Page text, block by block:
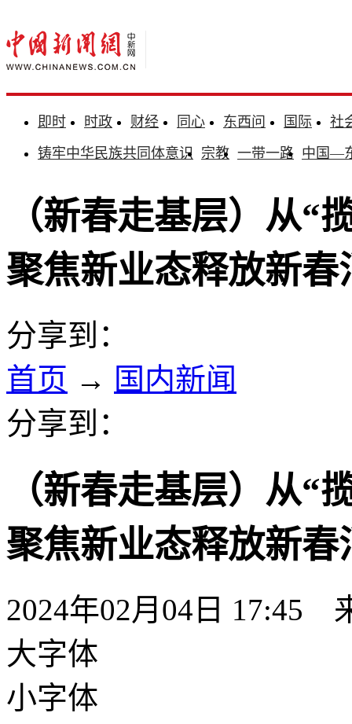
即时 时政 财经 同心 东西问 国际
社
铸牢中华民族共同体意识 宗教 一带一路 中国—
（新春走基层）从“
聚焦新业态释放新春
分享到：
首页 → 国内新闻
分享到：
（新春走基层）从“
聚焦新业态释放新春
2024年02月04日 17:45
大字体
小字体